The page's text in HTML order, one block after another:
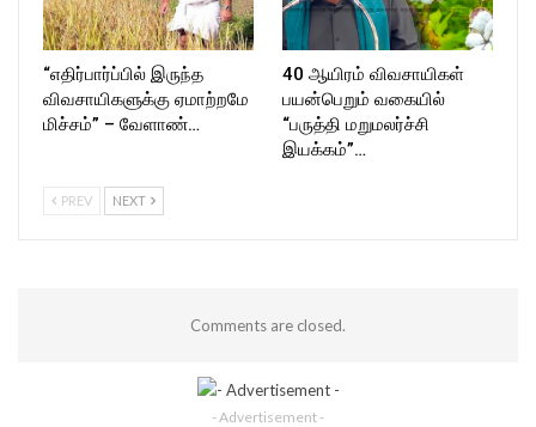
“எதிர்பார்ப்பில் இருந்த
விவசாயிகளுக்கு ஏமாற்றமே
மிச்சம்” – வேளாண்…
40 ஆயிரம் விவசாயிகள்
பயன்பெறும் வகையில்
“பருத்தி மறுமலர்ச்சி
இயக்கம்”…
PREV NEXT
Comments are closed.
- Advertisement -